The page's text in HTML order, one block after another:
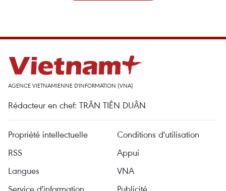
AGENCE VIETNAMIENNE D'INFORMATION (VNA)
Rédacteur en chef: TRÂN TIÊN DUÂN
Propriété intellectuelle
Conditions d'utilisation
RSS
Appui
Langues
VNA
Service d'information
Publicité